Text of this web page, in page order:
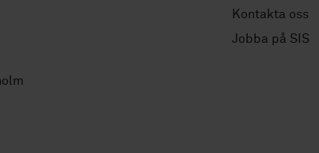
Kontakta oss
Jobba på SIS